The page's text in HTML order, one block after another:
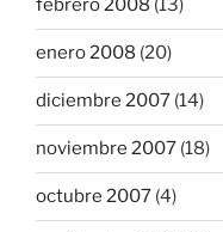
febrero 2008 (13)
enero 2008 (20)
diciembre 2007 (14)
noviembre 2007 (18)
octubre 2007 (4)